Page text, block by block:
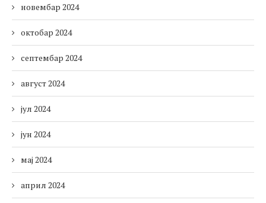
новембар 2024
октобар 2024
септембар 2024
август 2024
јул 2024
јун 2024
мај 2024
април 2024